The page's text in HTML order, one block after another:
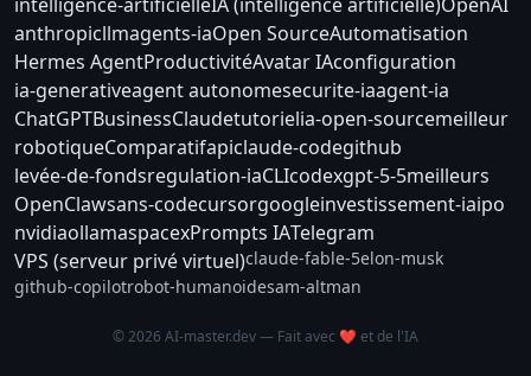
anthropicllmagents-iaOpen SourceAutomatisation
Hermes AgentProductivitéAvatar IAconfiguration
ia-generativeagent autonomesecurite-iaagent-ia
ChatGPTBusinessClaudetutorielia-open-sourcemeilleur
robotiqueComparatifapiclaude-codegithub
levée-de-fondsregulation-iaCLIcodexgpt-5-5meilleurs
OpenClawsans-codecursorgoogleinvestissement-iaipo
nvidiaollamaspacexPrompts IATelegram
VPS (serveur privé virtuel)claude-fable-5elon-musk
github-copilotrobot-humanoidesam-altman
© 2026 AI-master.dev — Fait avec ❤️ et de l'IA